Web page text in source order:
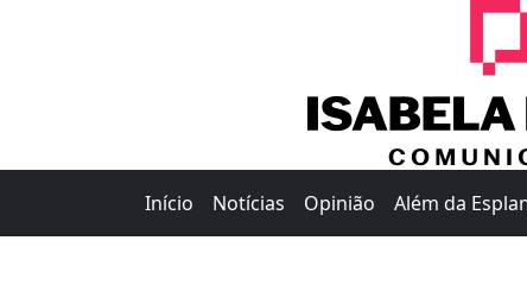
Início Notícias Opinião Além da